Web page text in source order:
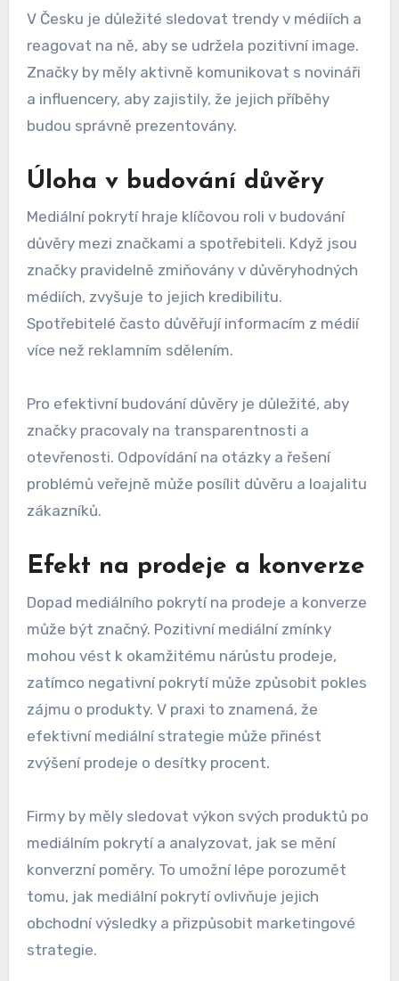
V Česku je důležité sledovat trendy v médiích a
reagovat na ně, aby se udržela pozitivní image.
Značky by měly aktivně komunikovat s novináři
a influencery, aby zajistily, že jejich příběhy
budou správně prezentovány.
Úloha v budování důvěry
Mediální pokrytí hraje klíčovou roli v budování
důvěry mezi značkami a spotřebiteli. Když jsou
značky pravidelně zmiňovány v důvěryhodných
médiích, zvyšuje to jejich kredibilitu.
Spotřebitelé často důvěřují informacím z médií
více než reklamním sdělením.
Pro efektivní budování důvěry je důležité, aby
značky pracovaly na transparentnosti a
otevřenosti. Odpovídání na otázky a řešení
problémů veřejně může posílit důvěru a loajalitu
zákazníků.
Efekt na prodeje a konverze
Dopad mediálního pokrytí na prodeje a konverze
může být značný. Pozitivní mediální zmínky
mohou vést k okamžitému nárůstu prodeje,
zatímco negativní pokrytí může způsobit pokles
zájmu o produkty. V praxi to znamená, že
efektivní mediální strategie může přinést
zvýšení prodeje o desítky procent.
Firmy by měly sledovat výkon svých produktů po
mediálním pokrytí a analyzovat, jak se mění
konverzní poměry. To umožní lépe porozumět
tomu, jak mediální pokrytí ovlivňuje jejich
obchodní výsledky a přizpůsobit marketingové
strategie.